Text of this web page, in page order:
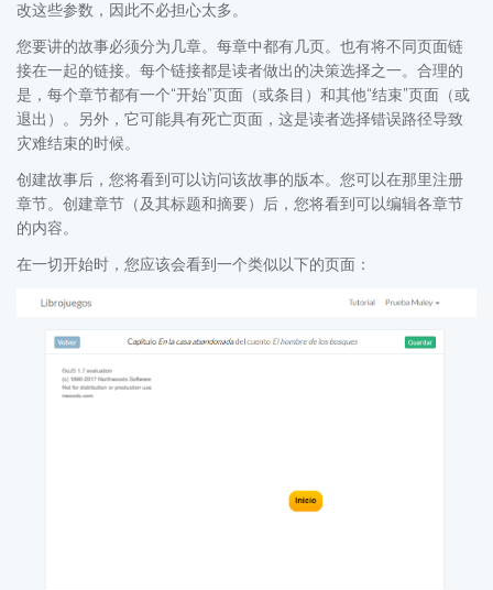
改这些参数，因此不必担心太多。
您要讲的故事必须分为几章。每章中都有几页。也有将不同页面链
接在一起的链接。每个链接都是读者做出的决策选择之一。合理的
是，每个章节都有一个“开始”页面（或条目）和其他“结束”页面（或
退出）。另外，它可能具有死亡页面，这是读者选择错误路径导致
灾难结束的时候。
创建故事后，您将看到可以访问该故事的版本。您可以在那里注册
章节。创建章节（及其标题和摘要）后，您将看到可以编辑各章节
的内容。
在一切开始时，您应该会看到一个类似以下的页面：